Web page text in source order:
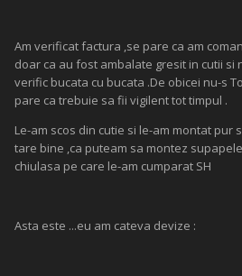
Am verificat factura ,se pare ca am
doar ca au fost ambalate gresit in cutii si
verific bucata cu bucata .De obicei nu-s
pare ca trebuie sa fii vigilent tot timpul .
Le-am scos din cutie si le-am montat pur
tare bine ,ca puteam sa montez
chiulasa pe care le-am cumparat SH
Asta este ...eu am cateva devize :